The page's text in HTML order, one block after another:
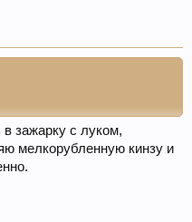
зажарку с луком,
мелкорубленную кинзу и